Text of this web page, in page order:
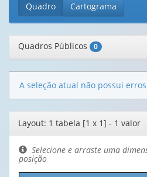
Quadro Cartograma
Quadros Públicos 0
A seleção atual não possui
Editor
de
layout
Layout: 1 tabela [1 x 1] - 1 valor
Selecione e arraste uma
posição